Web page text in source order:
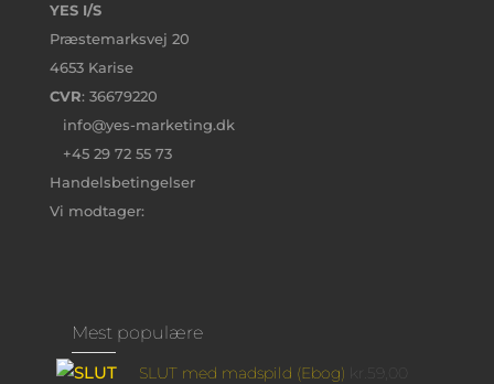
YES I/S
Præstemarksvej 20
4653 Karise
CVR: 36679220
info@yes-marketing.dk
+45 29 72 55 73
Handelsbetingelser
Vi modtager:
Mest populære
SLUT med madspild (Ebog)